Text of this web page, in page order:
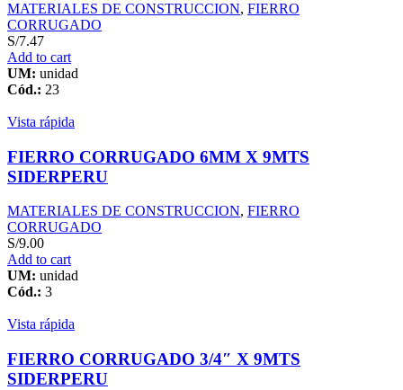
MATERIALES DE CONSTRUCCION, FIERRO
CORRUGADO
S/7.47
Add to cart
UM: unidad
Cód.: 23
Vista rápida
FIERRO CORRUGADO 6MM X 9MTS
SIDERPERU
MATERIALES DE CONSTRUCCION, FIERRO
CORRUGADO
S/9.00
Add to cart
UM: unidad
Cód.: 3
Vista rápida
FIERRO CORRUGADO 3/4″ X 9MTS
SIDERPERU